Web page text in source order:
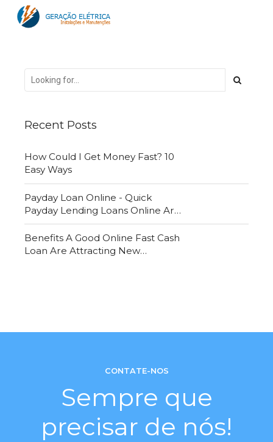
Recent Posts
How Could I Get Money Fast? 10
Easy Ways
Payday Loan Online - Quick
Payday Lending Loans Online Are
Benefits A Good Online Fast Cash
Loan Are Attracting New
CONTATE-NOS
Sempre que
precisar de nós!